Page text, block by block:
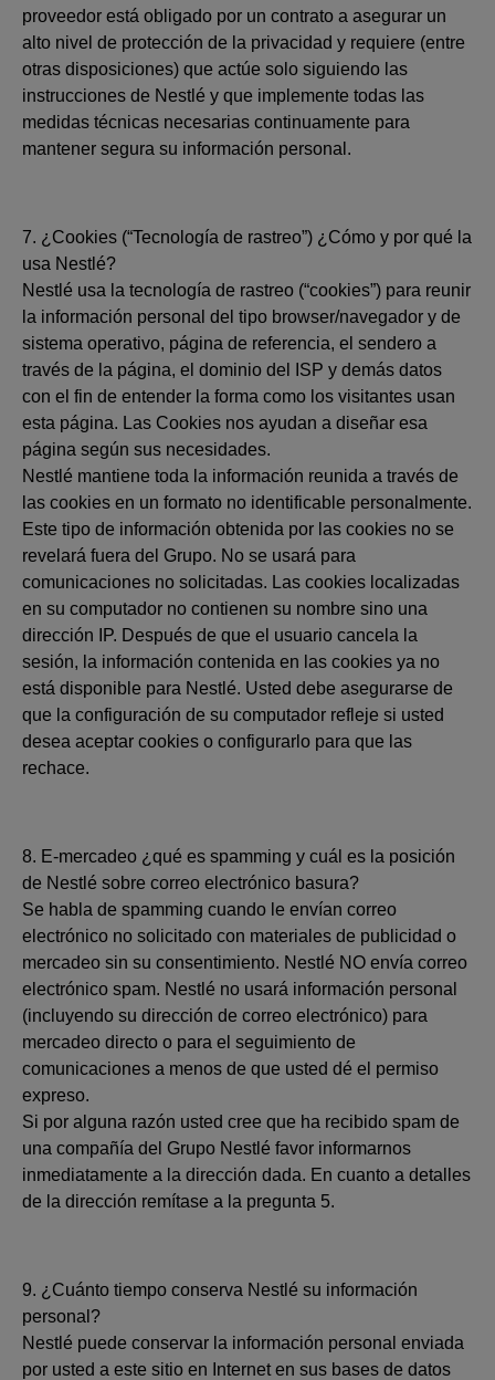
proveedor está obligado por un contrato a asegurar un
alto nivel de protección de la privacidad y requiere (entre
otras disposiciones) que actúe solo siguiendo las
instrucciones de Nestlé y que implemente todas las
medidas técnicas necesarias continuamente para
mantener segura su información personal.
7. ¿Cookies (“Tecnología de rastreo”) ¿Cómo y por qué la
usa Nestlé?
Nestlé usa la tecnología de rastreo (“cookies”) para reunir
la información personal del tipo browser/navegador y de
sistema operativo, página de referencia, el sendero a
través de la página, el dominio del ISP y demás datos
con el fin de entender la forma como los visitantes usan
esta página. Las Cookies nos ayudan a diseñar esa
página según sus necesidades.
Nestlé mantiene toda la información reunida a través de
las cookies en un formato no identificable personalmente.
Este tipo de información obtenida por las cookies no se
revelará fuera del Grupo. No se usará para
comunicaciones no solicitadas. Las cookies localizadas
en su computador no contienen su nombre sino una
dirección IP. Después de que el usuario cancela la
sesión, la información contenida en las cookies ya no
está disponible para Nestlé. Usted debe asegurarse de
que la configuración de su computador refleje si usted
desea aceptar cookies o configurarlo para que las
rechace.
8. E-mercadeo ¿qué es spamming y cuál es la posición
de Nestlé sobre correo electrónico basura?
Se habla de spamming cuando le envían correo
electrónico no solicitado con materiales de publicidad o
mercadeo sin su consentimiento. Nestlé NO envía correo
electrónico spam. Nestlé no usará información personal
(incluyendo su dirección de correo electrónico) para
mercadeo directo o para el seguimiento de
comunicaciones a menos de que usted dé el permiso
expreso.
Si por alguna razón usted cree que ha recibido spam de
una compañía del Grupo Nestlé favor informarnos
inmediatamente a la dirección dada. En cuanto a detalles
de la dirección remítase a la pregunta 5.
9. ¿Cuánto tiempo conserva Nestlé su información
personal?
Nestlé puede conservar la información personal enviada
por usted a este sitio en Internet en sus bases de datos